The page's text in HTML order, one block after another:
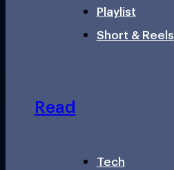
Playlist
Short & Reels
Read
Tech